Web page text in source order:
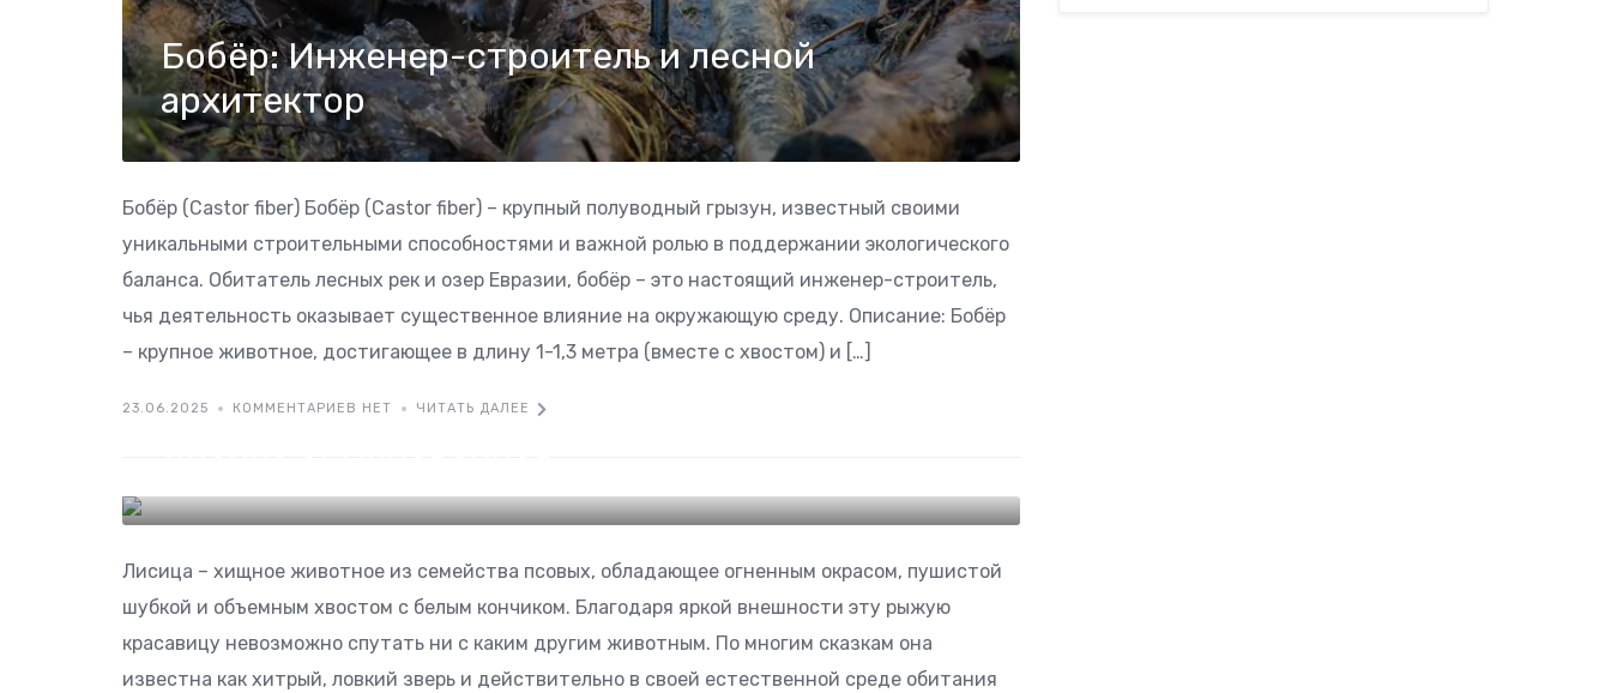
Бобёр: Инженер-строитель и лесной
архитектор
Бобёр (Castor fiber) Бобёр (Castor fiber) – крупный полуводный грызун, известный своими
уникальными строительными способностями и важной ролью в поддержании экологического
баланса. Обитатель лесных рек и озер Евразии, бобёр – это настоящий инженер-строитель,
чья деятельность оказывает существенное влияние на окружающую среду. Описание: Бобёр
– крупное животное, достигающее в длину 1-1,3 метра (вместе с хвостом) и […]
23.06.2025 КОММЕНТАРИЕВ НЕТ ЧИТАТЬ ДАЛЕЕ
Лисица – хищное животное из семейства псовых, обладающее огненным окрасом, пушистой
шубкой и объемным хвостом с белым кончиком. Благодаря яркой внешности эту рыжую
красавицу невозможно спутать ни с каким другим животным. По многим сказкам она
известна как хитрый, ловкий зверь и действительно в своей естественной среде обитания